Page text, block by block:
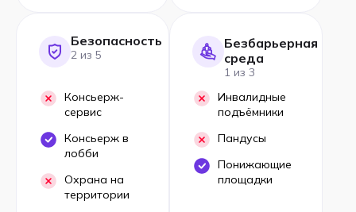
Безопасность
2 из 5
Консьерж-
сервис
Консьерж в
лобби
Охрана на
территории
Безбарьерная
среда
1 из 3
Инвалидные
подъёмники
Пандусы
Понижающие
площадки